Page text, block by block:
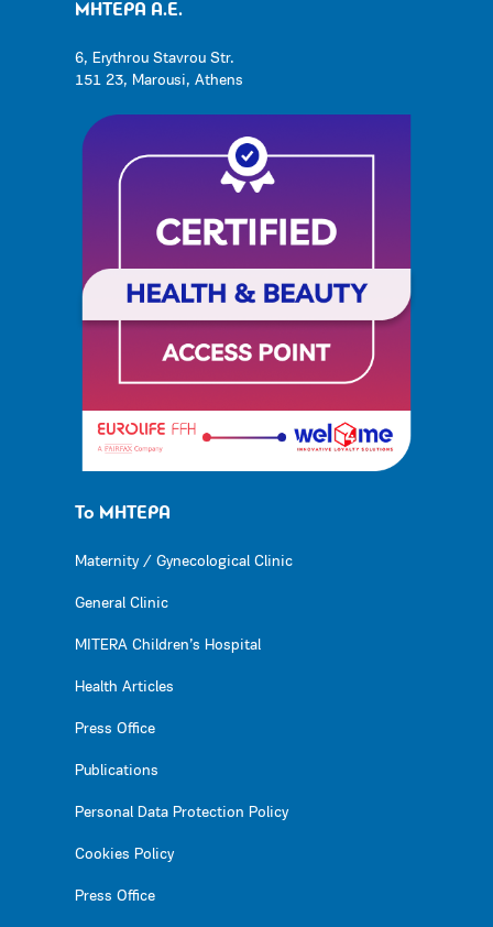
ΜΗΤΕΡΑ Α.Ε.
6, Erythrou Stavrou Str.
151 23, Marousi, Athens
Το ΜΗΤΕΡΑ
Maternity / Gynecological Clinic
General Clinic
MITERA Children’s Hospital
Health Articles
Press Office
Publications
Personal Data Protection Policy
Cookies Policy
Press Office